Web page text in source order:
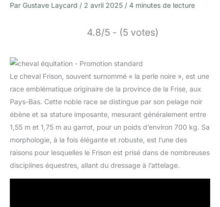
Par Gustave Laycard / 2 avril 2025 / 4 minutes de lecture
4.8/5 - (5 votes)
Le cheval Frison, souvent surnommé « la perle noire », est une
race emblématique originaire de la province de la Frise, aux
Pays-Bas. Cette noble race se distingue par son pelage noir
ébène et sa stature imposante, mesurant généralement entre
1,55 m et 1,75 m au garrot, pour un poids d’environ 700 kg. Sa
morphologie, à la fois élégante et robuste, est l’une des
raisons pour lesquelles le Frison est prisé dans de nombreuses
disciplines équestres, allant du dressage à l’attelage.